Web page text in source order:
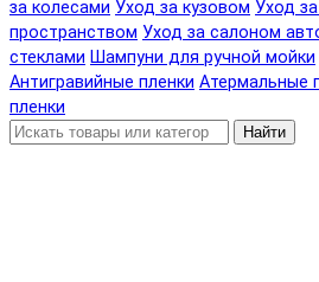
за колесами Уход за кузовом Уход
пространством Уход за салоном
стеклами Шампуни для ручной мойки
Антигравийные пленки Атермальные
пленки
Найти